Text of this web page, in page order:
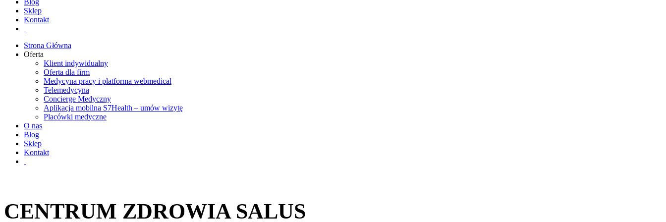
Blog
Sklep
Kontakt
Strona Główna
Oferta
Klient indywidualny
Oferta dla firm
Medycyna pracy i platforma webmedical
Telemedycyna
Concierge Medyczny
Aplikacja mobilna S7Health – umów wizytę
Placówki medyczne
O nas
Blog
Sklep
Kontakt
CENTRUM ZDROWIA SALUS